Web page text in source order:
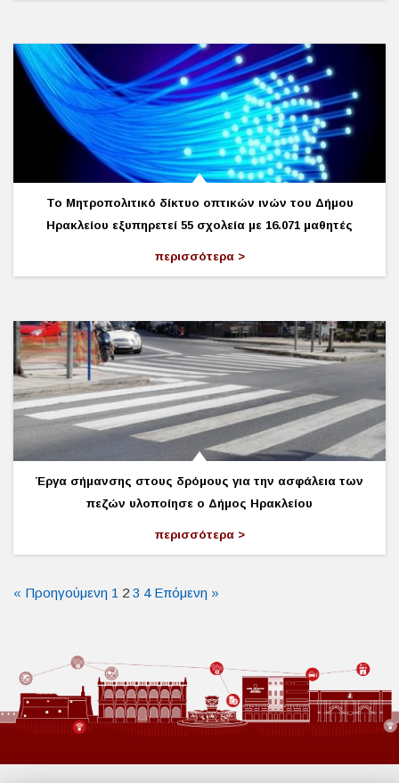
Το Μητροπολιτικό δίκτυο οπτικών ινών του Δήμου
Ηρακλείου εξυπηρετεί 55 σχολεία με 16.071 μαθητές
περισσότερα
Έργα σήμανσης στους δρόμους για την ασφάλεια των
πεζών υλοποίησε ο Δήμος Ηρακλείου
περισσότερα
« Προηγούμενη 1 2 3 4 Επόμενη »